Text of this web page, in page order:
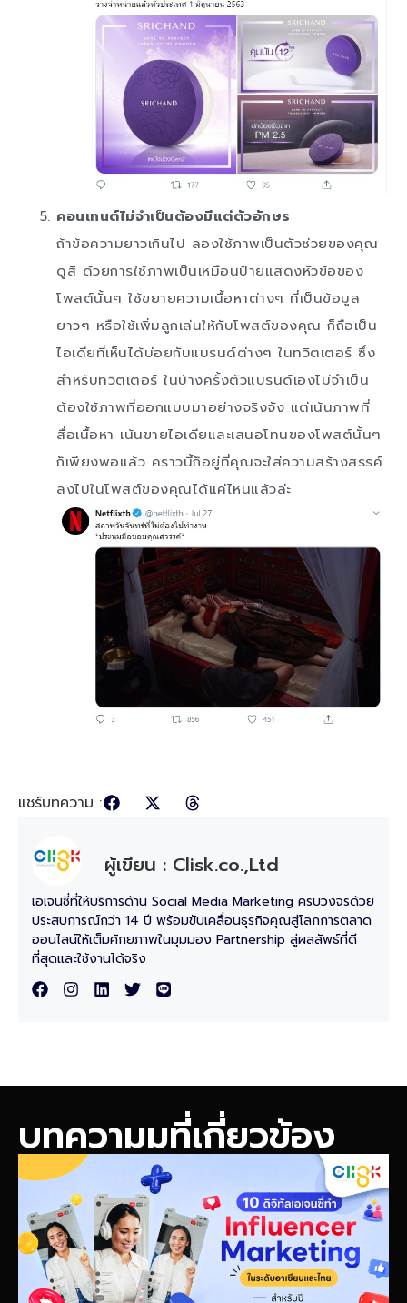
คอนเทนต์ไม่จำเป็นต้องมีแต่ตัวอักษร
ถ้าข้อความยาวเกินไป ลองใช้ภาพเป็นตัวช่วยของคุณ
ดูสิ ด้วยการใช้ภาพเป็นเหมือนป้ายแสดงหัวข้อของ
โพสต์นั้นๆ ใช้ขยายความเนื้อหาต่างๆ ที่เป็นข้อมูล
ยาวๆ หรือใช้เพิ่มลูกเล่นให้กับโพสต์ของคุณ ก็ถือเป็น
ไอเดียที่เห็นได้บ่อยกับแบรนด์ต่างๆ ในทวิตเตอร์ ซึ่ง
สำหรับทวิตเตอร์ ในบ้างครั้งตัวแบรนด์เองไม่จำเป็น
ต้องใช้ภาพที่ออกแบบมาอย่างจริงจัง แต่เน้นภาพที่
สื่อเนื้อหา เน้นขายไอเดียและเสนอโทนของโพสต์นั้นๆ
ก็เพียงพอแล้ว คราวนี้ก็อยู่ที่คุณจะใส่ความสร้างสรรค์
ลงไปในโพสต์ของคุณได้แค่ไหนแล้วล่ะ
แชร์บทความ :
ผู้เขียน : Clisk.co.,Ltd
เอเจนซี่ที่ให้บริการด้าน Social Media Marketing ครบวงจรด้วย
ประสบการณ์กว่า 14 ปี พร้อมขับเคลื่อนธุรกิจคุณสู่โลกการตลาด
ออนไลน์ให้เต็มศักยภาพในมุมมอง Partnership สู่ผลลัพธ์ที่ดี
ที่สุดและใช้งานได้จริง
บทความมที่เกี่ยวข้อง